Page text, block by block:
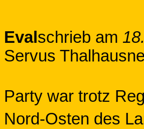
Eval schrieb am
Servus
Party war trotz
Nord-Osten des